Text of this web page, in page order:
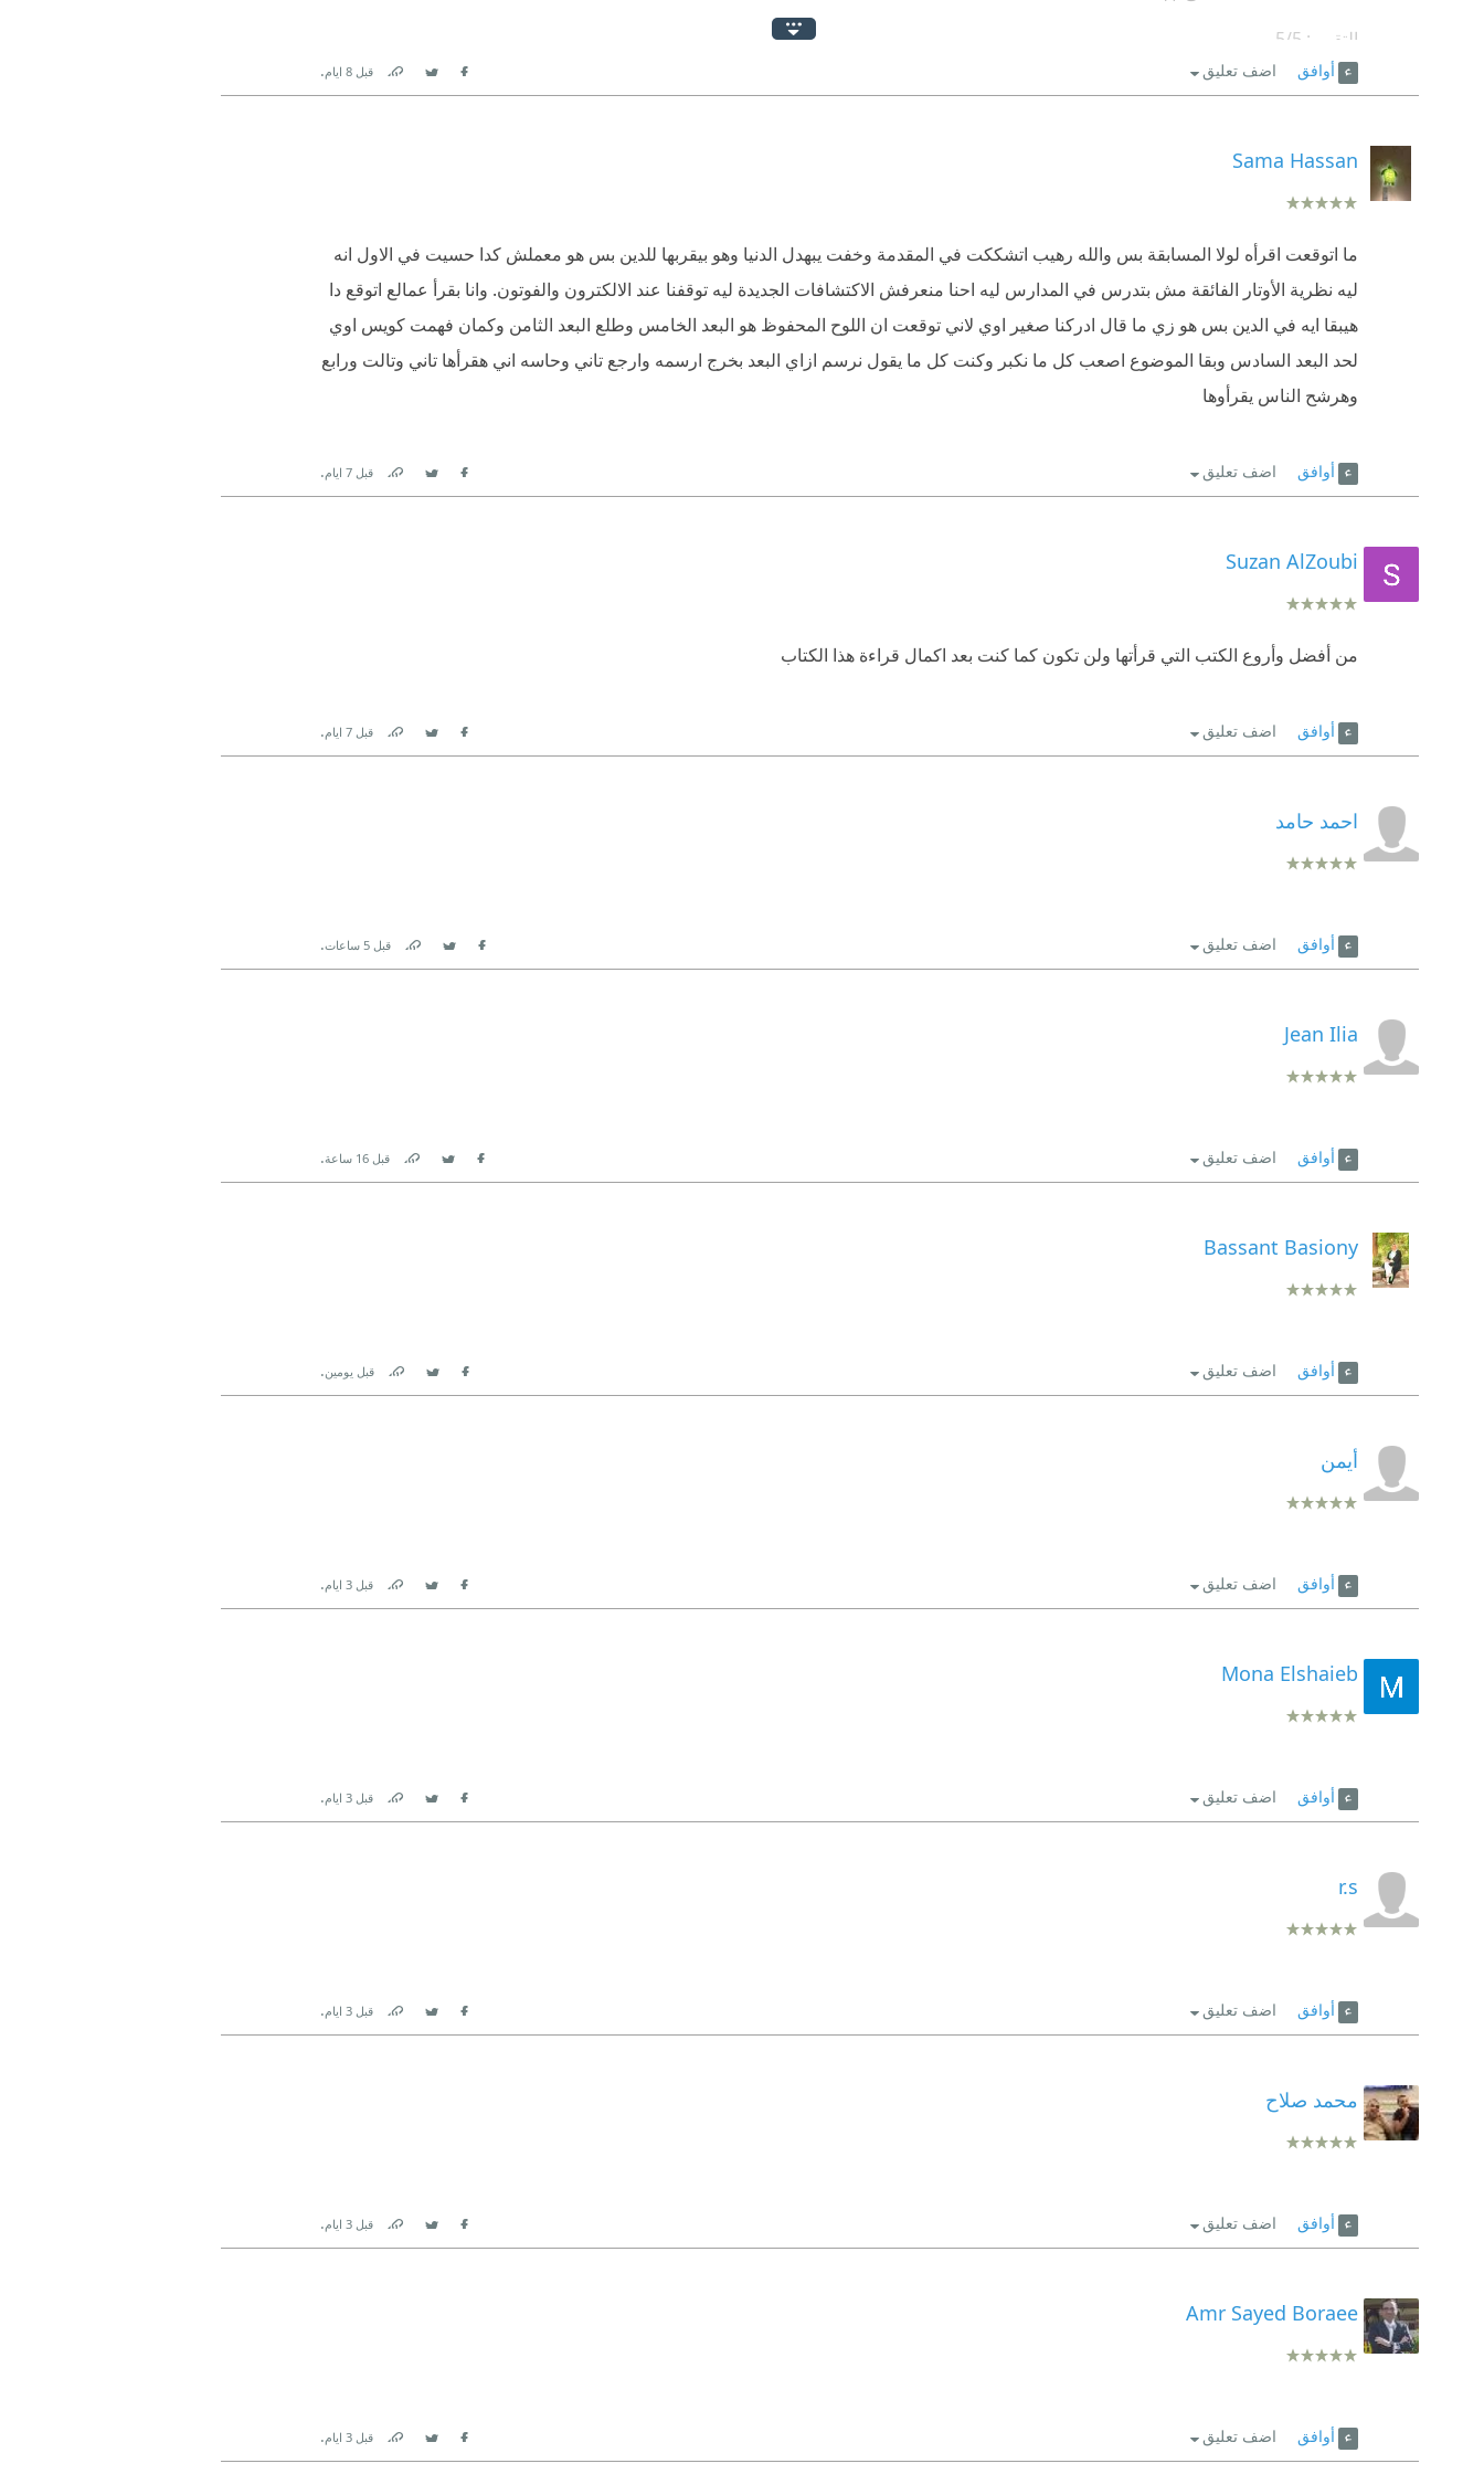
التقييم: 5/5.
في قراءة أولى للكاتب محمود علام، يأخذنا الكاتب في رحلة علمية فيزيائية على جزئين، جزء يتحدث عن نظرية الأوتار الفائقة التي تجمع بين النظرية
بعيداً عن الفكرة النقطية التي نظنها ،وعن الجرافيتون، ثم انتقل إلى جزء الأبعاد، وتحدث بداية من البعد الصفري وصولاً إلى البعد الحادي عشر، في
فكرة قد تكون غير معقولة إلا أن التفسيرات التي أوردها والأدلة مع الأمثلة كانت مقنعة جداً.
الكتاب كان ممتعاً رهيباً، لم أتركه حتى أنهيته في جلسة واحدة، وفهمت كل ما تضمنه مع الشرح المبسط الذي تناوله الكاتب، وشعرت حقاً بعظمة
الخالق وقدرته و اقشعر جسمي عند وصولي إلى بعد العرش.
أتطلع قدماً لقراءة المزيد من أعمال الكاتب.
Facebook
Twitter
Link
قبل 8 ايام . أوافق اضف تعليق
Sama Hassan
ما اتوقعت اقرأه لولا المسابقة بس والله رهيب اتشككت في المقدمة وخفت يبهدل الدنيا وهو بيقربها للدين بس هو معملش كدا حسيت في الاول انه
ليه نظرية الأوتار الفائقة مش بتدرس في المدارس ليه احنا منعرفش الاكتشافات الجديدة ليه توقفنا عند الالكترون والفوتون. وانا بقرأ عمالع اتوقع دا
هيبقا ايه في الدين بس هو زي ما قال ادركنا صغير اوي لاني توقعت ان اللوح المحفوظ هو البعد الخامس وطلع البعد الثامن وكمان فهمت كويس اوي
لحد البعد السادس وبقا الموضوع اصعب كل ما نكبر وكنت كل ما يقول نرسم ازاي البعد بخرج ارسمه وارجع تاني وحاسه اني هقرأها تاني وتالت ورابع
وهرشح الناس يقرأوها
Facebook
Twitter
Link
قبل 7 ايام . أوافق اضف تعليق
Suzan AlZoubi
من أفضل وأروع الكتب التي قرأتها ولن تكون كما كنت بعد اكمال قراءة هذا الكتاب
Facebook
Twitter
Link
قبل 7 ايام . أوافق اضف تعليق
احمد حامد
Facebook
Twitter
Link
قبل 5 ساعات . أوافق اضف تعليق
Jean Ilia
Facebook
Twitter
Link
قبل 16 ساعة . أوافق اضف تعليق
Bassant Basiony
Facebook
Twitter
Link
قبل يومين. أوافق اضف تعليق
أيمن
Facebook
Twitter
Link
قبل 3 ايام . أوافق اضف تعليق
Mona Elshaieb
Facebook
Twitter
Link
قبل 3 ايام . أوافق اضف تعليق
r.s
Facebook
Twitter
Link
قبل 3 ايام . أوافق اضف تعليق
محمد صلاح
Facebook
Twitter
Link
قبل 3 ايام . أوافق اضف تعليق
Amr Sayed Boraee
Facebook
Twitter
Link
قبل 3 ايام . أوافق اضف تعليق